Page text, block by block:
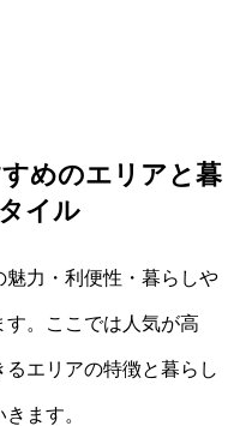
めのエリアと暮
イル
力・利便性・暮らしや
。ここでは人気が高
エリアの特徴と暮らし
ます。